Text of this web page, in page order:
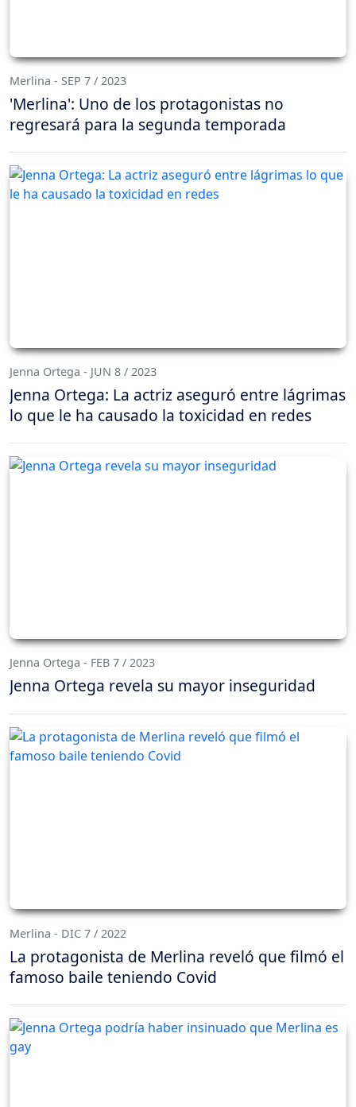
Merlina - SEP 7 / 2023
'Merlina': Uno de los protagonistas no
regresará para la segunda temporada
Jenna Ortega - JUN 8 / 2023
Jenna Ortega: La actriz aseguró entre lágrimas
lo que le ha causado la toxicidad en redes
Jenna Ortega - FEB 7 / 2023
Jenna Ortega revela su mayor inseguridad
Merlina - DIC 7 / 2022
La protagonista de Merlina reveló que filmó el
famoso baile teniendo Covid